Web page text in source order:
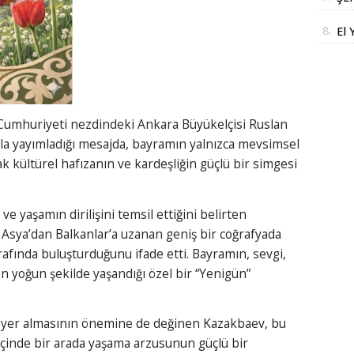
nezdindeki Ankara Büyükelçisi Ruslan
yayımladığı mesajda, bayramın yalnızca mevsimsel
kültürel hafızanın ve kardeşliğin güçlü bir simgesi
ve yaşamın dirilişini temsil ettiğini belirten
Balkanlar’a uzanan geniş bir coğrafyada
buluşturduğunu ifade etti. Bayramın, sevgi,
yoğun şekilde yaşandığı özel bir “Yenigün”
almasının önemine de değinen Kazakbaev, bu
bir arada yaşama arzusunun güçlü bir
8. El